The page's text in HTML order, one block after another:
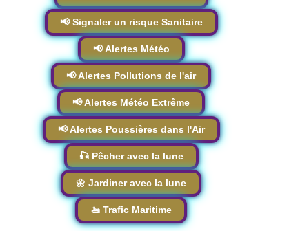
📢 Signaler un risque Sanitaire
📢 Alertes Météo
📢 Alertes Pollutions de l'air
📢 Alertes Météo Extrême
📢 Alertes Poussières dans l'Air
🎣 Pêcher avec la lune
🌼 Jardiner avec la lune
🚤 Trafic Maritime